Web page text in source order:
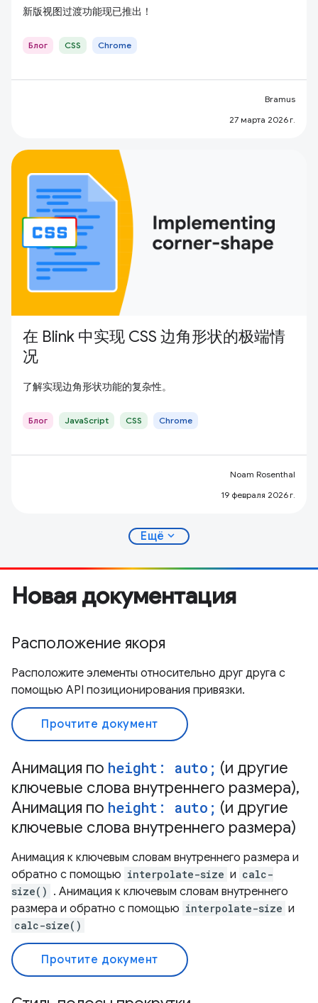
新版视图过渡功能现已推出！
Блог CSS Chrome
Bramus
27 марта 2026 г.
在 Blink 中实现 CSS 边角形状的极端情
况
了解实现边角形状功能的复杂性。
Блог JavaScript CSS Chrome
Noam Rosenthal
19 февраля 2026 г.
Ещё expand_more
Новая документация
Расположение якоря
Расположите элементы относительно друг друга с
помощью API позиционирования привязки.
Прочтите документ
Анимация по height: auto; (и другие
ключевые слова внутреннего размера),
Анимация по height: auto; (и другие
ключевые слова внутреннего размера)
Анимация к ключевым словам внутреннего размера и
обратно с помощью interpolate-size и calc-
size() . Анимация к ключевым словам внутреннего
размера и обратно с помощью interpolate-size и
calc-size()
Прочтите документ